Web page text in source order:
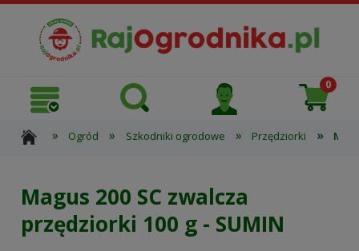
» Ogród » Szkodniki ogrodowe » Przędziorki »
Magus 200 SC zwalcza
przędziorki 100 g - SUMIN